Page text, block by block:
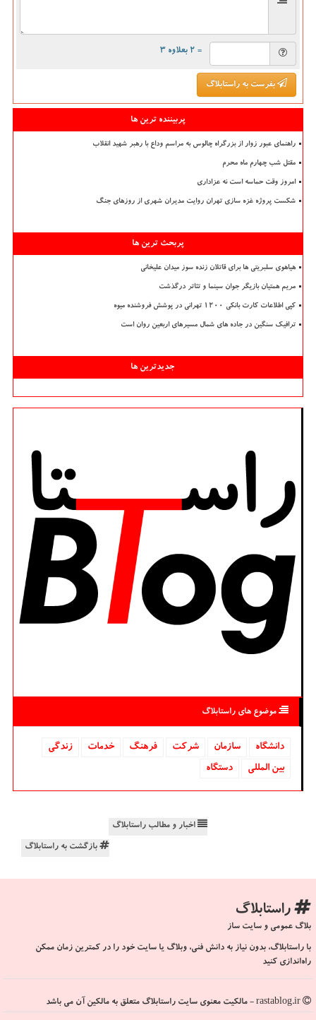
= ۲ بعلاوه ۳
بفرست به راستابلاگ
پربیننده ترین ها
راهنمای عبور زوار از بزرگراه چالوس به مراسم وداع با رهبر شهید انقلاب
مقتل شب چهارم ماه محرم
امروز وقت حماسه است نه عزاداری
شکست پروژه غزه سازی تهران روایت مدیران شهری از روزهای جنگ
پربحث ترین ها
هیاهوی سلبریتی ها برای قاتلان زنده سوز میدان علیخانی
مریم همتیان بازیگر جوان سینما و تئاتر درگذشت
کپی اطلاعات کارت بانکی ۱۲۰۰ تهرانی در پوشش فروشنده میوه
ترافیک سنگین در جاده های شمال مسیرهای اربعین روان است
جدیدترین ها
موضوع های راستابلاگ
دانشگاه‌ سازمان شركت فرهنگ خدمات
زندگی
بین المللی
دستگاه
اخبار و مطالب راستابلاگ
بازگشت به راستابلاگ
راستابلاگ
بلاگ عمومی و سایت ساز
با راستابلاگ، بدون نیاز به دانش فنی، وبلاگ یا سایت خود را در کمترین زمان ممکن
راه‌اندازی کنید